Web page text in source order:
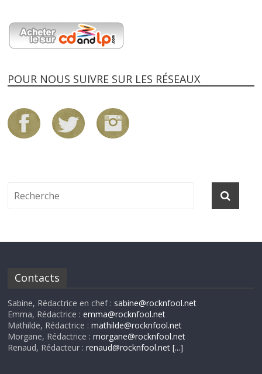
POUR NOUS SUIVRE SUR LES RÉSEAUX
Contacts
Sabine, Rédactrice en chef : sabine@rocknfool.net
Emma, Rédactrice :emma@rocknfool.net
Mathilde, Rédactrice :mathilde@rocknfool.net
Morgane, Rédactrice :morgane@rocknfool.net
Renaud, Rédacteur :renaud@rocknfool.net [...]